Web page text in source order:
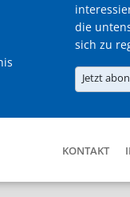
die
sich zu
Jetzt
KONTAKT